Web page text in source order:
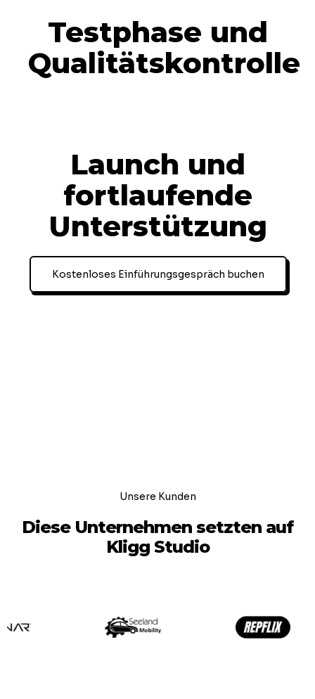
Testphase und
Qualitätskontrolle
Launch und
fortlaufende
Unterstützung
Kostenloses Einführungsgespräch buchen
Unsere Kunden
Diese Unternehmen setzten auf
Kligg Studio